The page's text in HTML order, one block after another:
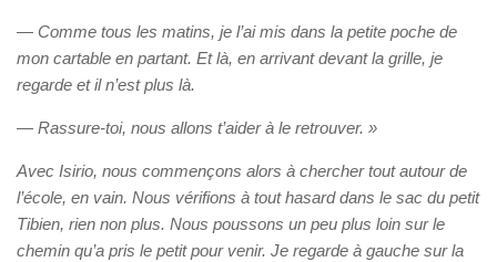
— Comme tous les matins, je l’ai mis dans la petite poche de
mon cartable en partant. Et là, en arrivant devant la grille, je
regarde et il n’est plus là.
— Rassure-toi, nous allons t’aider à le retrouver. »
Avec Isirio, nous commençons alors à chercher tout autour de
l’école, en vain. Nous vérifions à tout hasard dans le sac du petit
Tibien, rien non plus. Nous poussons un peu plus loin sur le
chemin qu’a pris le petit pour venir. Je regarde à gauche sur la